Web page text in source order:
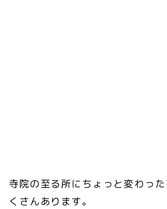
寺院の至る所にちょっと変わっ
くさんあります。